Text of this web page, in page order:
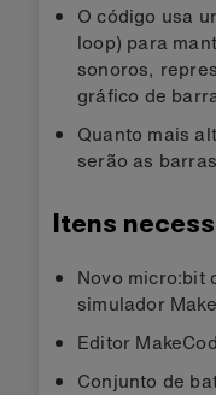
O código usa
loop) para
sonoros,
gráfico de
Quanto mais
serão as
Itens
Novo micro:bit
simulador
Editor
Conjunto de